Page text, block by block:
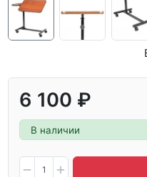
6 100 ₽
В наличии